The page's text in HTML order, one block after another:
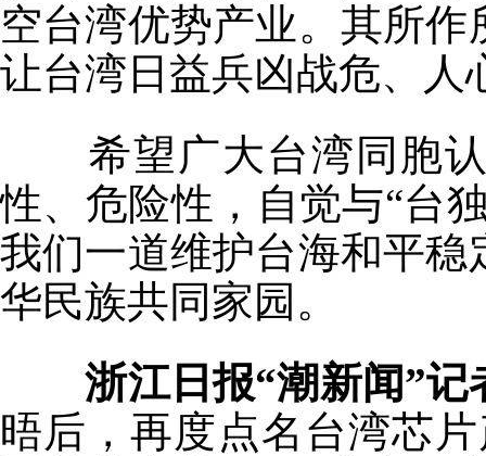
空台湾优势产业。其所
让台湾日益兵凶战危、人
希望广大台湾同胞认
性、危险性，自觉与“台
我们一道维护台海和平
华民族共同家园。
浙江日报“潮新闻”记
晤后，再度点名台湾芯